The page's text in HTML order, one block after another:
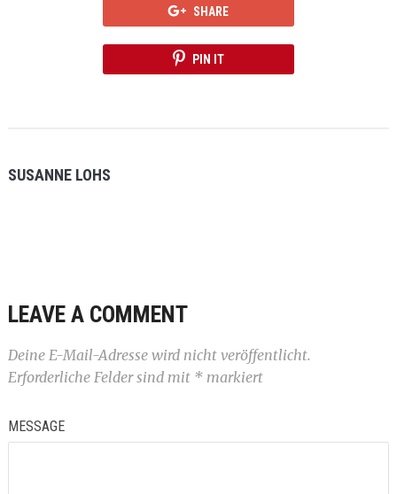
SHARE
PIN IT
SUSANNE LOHS
LEAVE A COMMENT
Deine E-Mail-Adresse wird nicht veröffentlicht.
Erforderliche Felder sind mit *markiert
MESSAGE